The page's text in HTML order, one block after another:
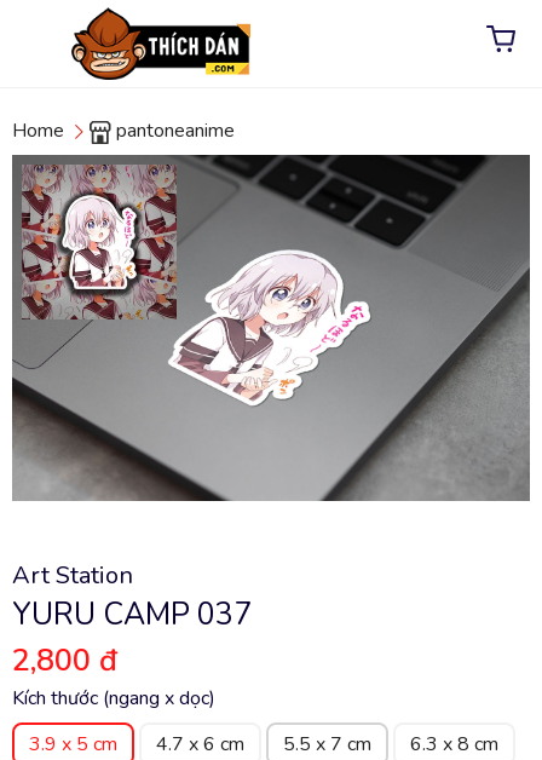
Home pantoneanime
Art Station
YURU CAMP 037
2,800 đ
Kích thước (ngang x dọc)
3.9 x 5 cm
4.7 x 6 cm 5.5 x 7 cm
6.3 x 8 cm